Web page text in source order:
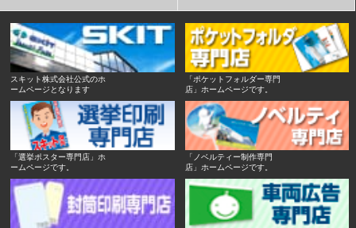
スキット株式会社公式のホ
ームページとなります
「ポケットフォルダー専門
店」ホームページです。
「選挙ポスター専門店」ホ
ームページです。
「ノベルティー制作専門
店」ホームページです。